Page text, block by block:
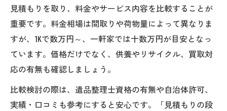
見積もりを取り、料金やサービス内容を比較することが
重要です。料金相場は間取りや荷物量によって異なりま
すが、1Kで数万円～、一軒家では十数万円が目安となっ
ています。価格だけでなく、供養やリサイクル、買取対
応の有無も確認しましょう。
比較検討の際は、遺品整理士資格の有無や自治体許可、
実績・口コミも参考にすると安心です。「見積もりの段